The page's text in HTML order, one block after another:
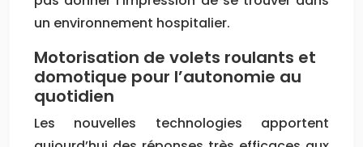
un environnement hospitalier.
Motorisation de volets roulants et
domotique pour l’autonomie au
quotidien
Les nouvelles technologies apportent